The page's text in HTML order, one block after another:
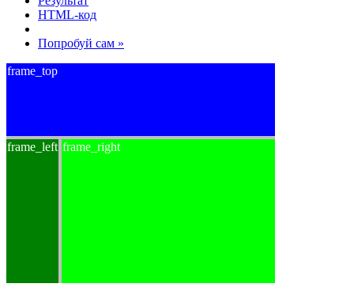
HTML-код
Попробуй сам »
frame_top
frame_left frame_right